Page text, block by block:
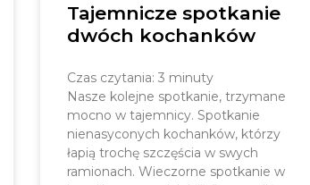
Tajemnicze spotkanie
dwóch kochanków
Czas czytania: 3 minuty
Nasze kolejne spotkanie, trzymane
mocno w tajemnicy. Spotkanie
nienasyconych kochanków, którzy
łapią trochę szczęścia w swych
ramionach. Wieczorne spotkanie w